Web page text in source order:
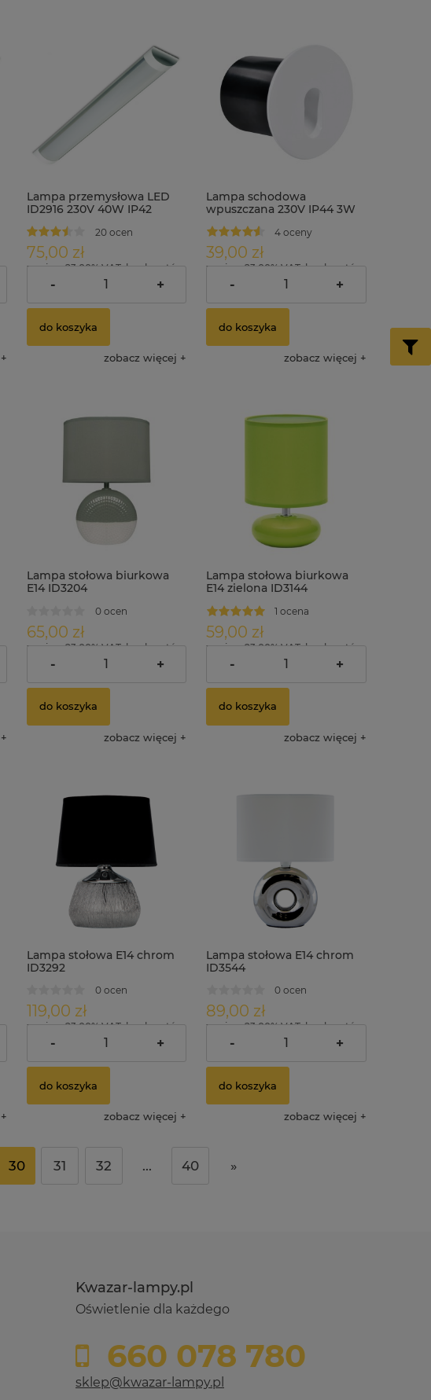
Lampa przemysłowa LED
ID2916 230V 40W IP42
20 ocen
75,00 zł
zawiera 23.00% VAT, bez kosztów
dostawy
- +
do koszyka
zobacz więcej
Lampa schodowa
wpuszczana 230V IP44 3W
4 oceny
39,00 zł
zawiera 23.00% VAT, bez kosztów
dostawy
- +
do koszyka
zobacz więcej
Lampa stołowa biurkowa
E14 ID3204
0 ocen
65,00 zł
zawiera 23.00% VAT, bez kosztów
- +
do koszyka
zobacz więcej
Lampa stołowa biurkowa
E14 zielona ID3144
1 ocena
59,00 zł
zawiera 23.00% VAT, bez kosztów
- +
do koszyka
zobacz więcej
Lampa stołowa E14 chrom
ID3292
0 ocen
119,00 zł
zawiera 23.00% VAT, bez kosztów
dostawy
- +
do koszyka
zobacz więcej
Lampa stołowa E14 chrom
ID3544
0 ocen
89,00 zł
zawiera 23.00% VAT, bez kosztów
dostawy
- +
do koszyka
zobacz więcej
30 31 32 ... 40 »
Kwazar-lampy.pl
Oświetlenie dla każdego
660 078 780
sklep@kwazar-lampy.pl